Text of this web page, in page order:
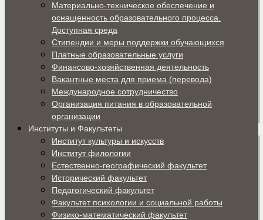
Материально-техническое обеспечение и
оснащенность образовательного процесса.
Доступная среда
Стипендии и меры поддержки обучающихся
Платные образовательные услуги
Финансово-хозяйственная деятельность
Вакантные места для приема (перевода)
Международное сотрудничество
Организация питания в образовательной
организации
Институты и Факультеты
Институт культуры и искусств
Институт филологии
Естественно-географический факультет
Исторический факультет
Педагогический факультет
Факультет психологии и социальной работы
Физико-математический факультет